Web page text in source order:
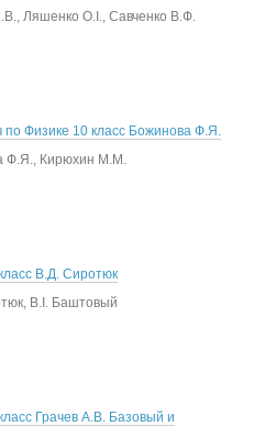
Ляшенко О.І., Савченко В.Ф.
по Физике 10 класс Божинова Ф.Я.
Ф.Я., Кирюхин М.М.
В.Д. Сиротюк
В.І. Баштовый
Грачев А.В. Базовый и